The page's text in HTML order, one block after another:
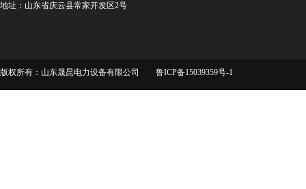
地址：山东省庆云县常家开发区2号
版权所有：山东晟昆电力设备有限公司 鲁ICP备15039359号-1